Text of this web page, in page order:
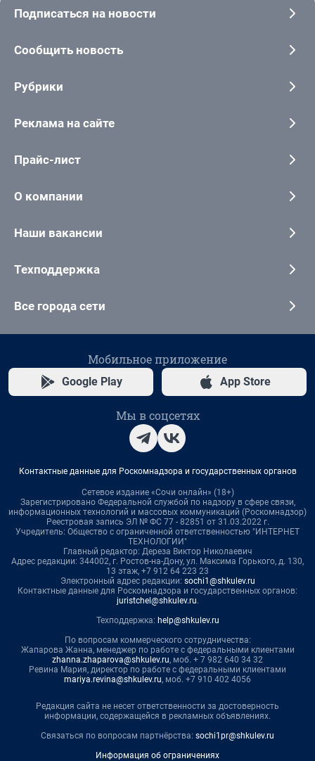
Подписаться на новости
Сообщить новость
Рубрики
Реклама на сайте
Прайс-лист
О компании
Наши вакансии
Техподдержка
Все города сети
Мобильное приложение
Google Play App Store
Мы в соцсетях
Контактные данные для Роскомнадзора и государственных органов
Сетевое издание «Сочи онлайн» (18+)
Зарегистрировано Федеральной службой по надзору в сфере связи,
информационных технологий и массовых коммуникаций (Роскомнадзор)
Реестровая запись ЭЛ № ФС 77 - 82851 от 31.03.2022 г.
Учредитель: Общество с ограниченной ответственностью "ИНТЕРНЕТ
ТЕХНОЛОГИИ"
Главный редактор: Дереза Виктор Николаевич
Адрес редакции: 344002, г. Ростов-на-Дону, ул. Максима Горького, д. 130,
13 этаж, +7 912 64 223 23
Электронный адрес редакции: sochi1@shkulev.ru
Контактные данные для Роскомнадзора и государственных органов:
juristchel@shkulev.ru.
Техподдержка: help@shkulev.ru
По вопросам коммерческого сотрудничества:
Жапарова Жанна, менеджер по работе с федеральными клиентами
zhanna.zhaparova@shkulev.ru, моб. + 7 982 640 34 32
Ревина Мария, директор по работе с федеральными клиентами
mariya.revina@shkulev.ru, моб. +7 910 402 4056
Редакция сайта не несет ответственности за достоверность
информации, содержащейся в рекламных объявлениях.
Связаться по вопросам партнёрства: sochi1pr@shkulev.ru
Информация об ограничениях